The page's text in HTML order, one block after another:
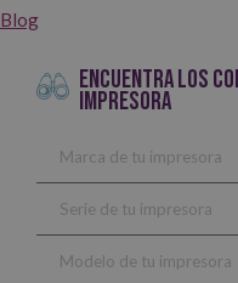
Blog
ENCUENTRA LOS
IMPRESORA